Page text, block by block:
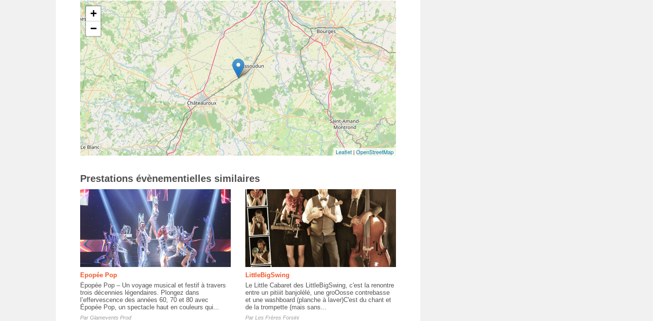
+
−
Leaflet| OpenStreetMap
Prestations évènementielles similaires
Epopée Pop
Épopée Pop – Un voyage musical et festif à travers
trois décennies légendaires. Plongez dans
l’effervescence des années 60, 70 et 80 avec
Épopée Pop, un spectacle haut en couleurs qui...
Par Glamevents Prod
LittleBigSwing
Le Little Cabaret des LittleBigSwing, c'est la renontre
entre un pitiiit banjolélé, une groOosse contrebasse
et une washboard (planche à laver)C'est du chant et
de la trompette (mais sans...
Par Les Frères Forsini